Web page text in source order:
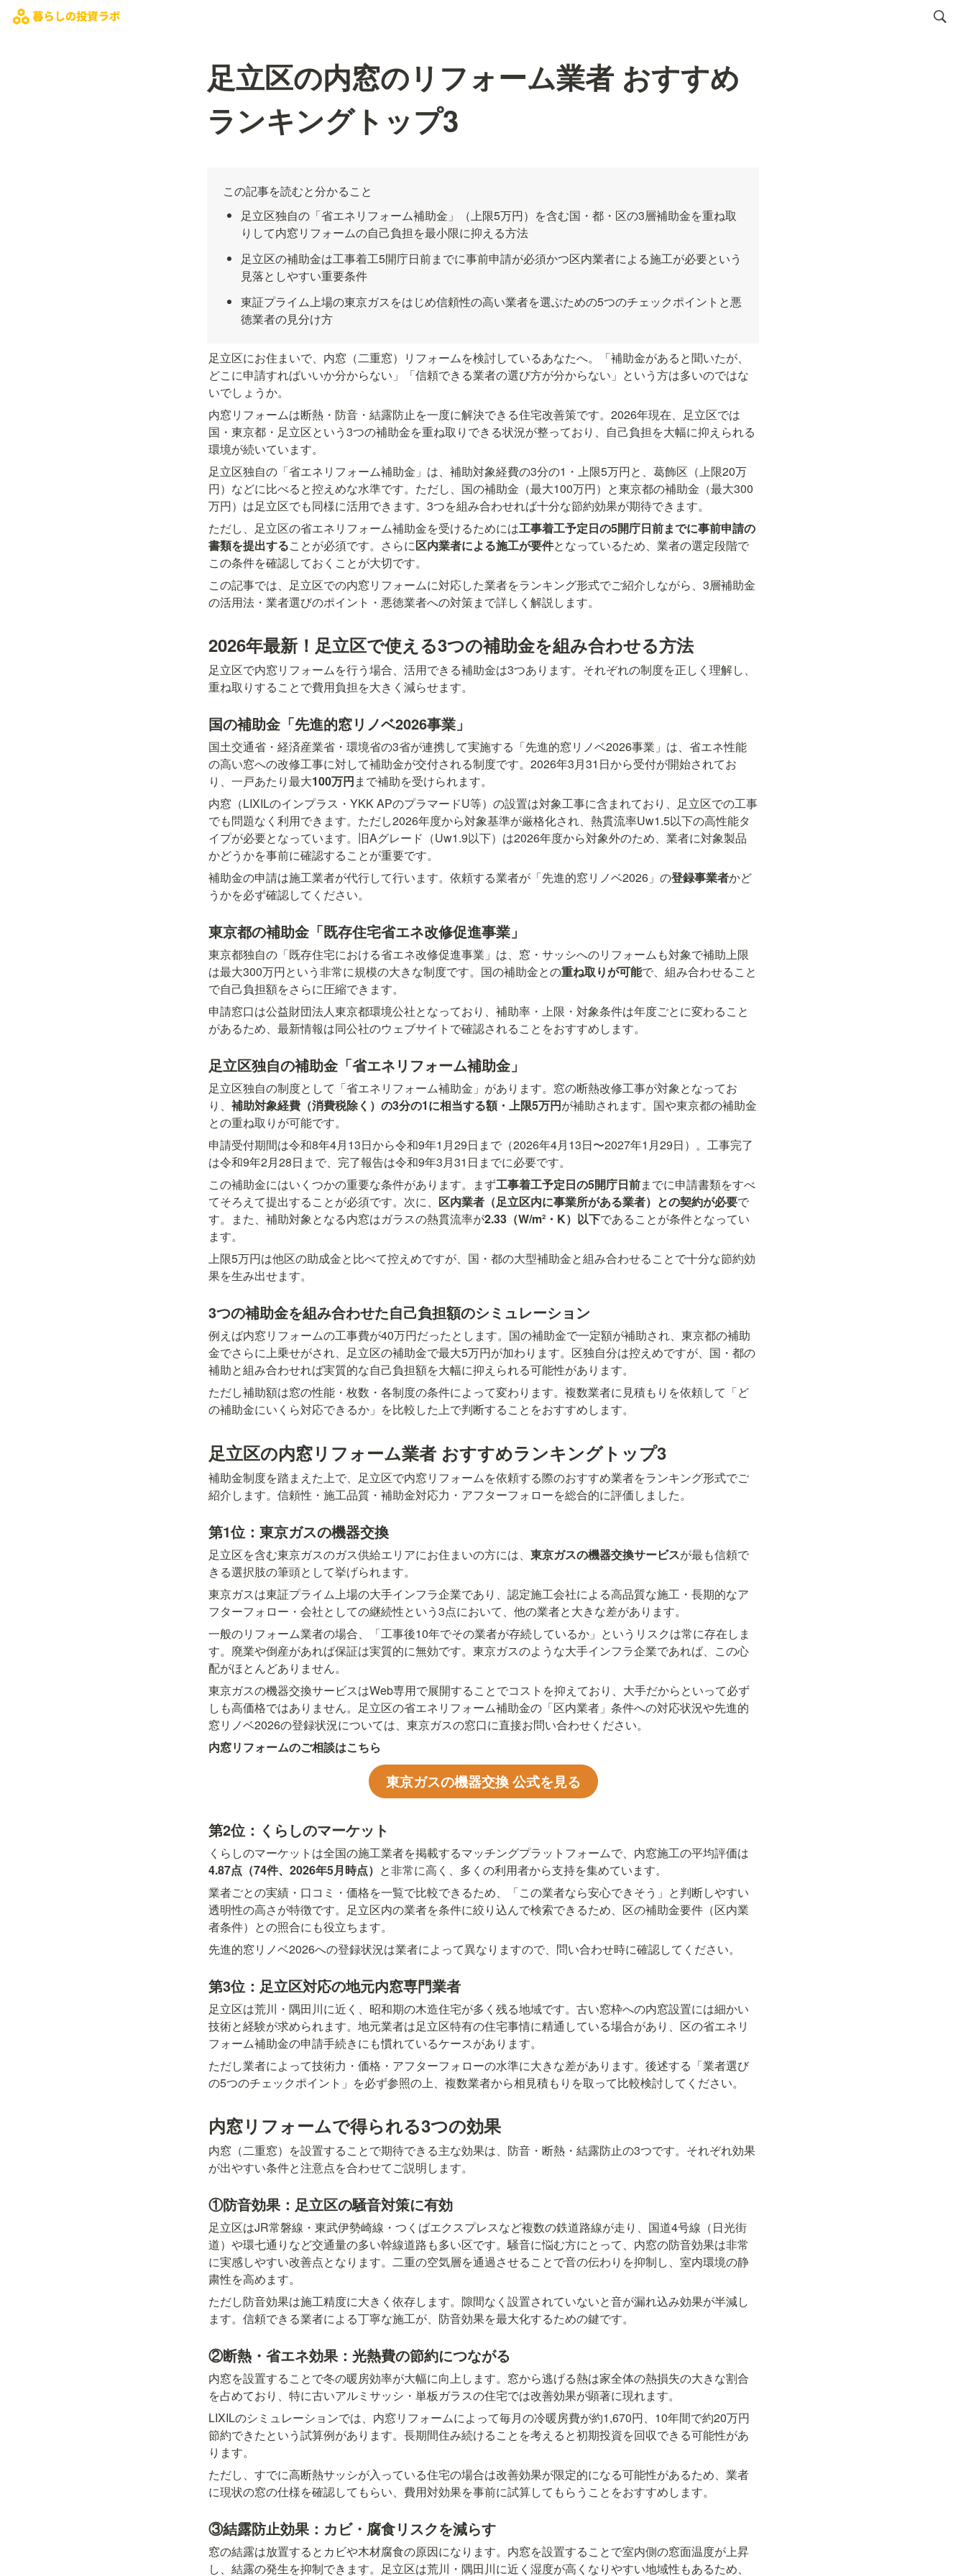
足立区の内窓のリフォーム業者 おすすめ
ランキングトップ3
この記事を読むと分かること
足立区独自の「省エネリフォーム補助金」（上限5万円）を含む国・都・区の3層補助金を重ね取
りして内窓リフォームの自己負担を最小限に抑える方法
足立区の補助金は工事着工5開庁日前までに事前申請が必須かつ区内業者による施工が必要という
見落としやすい重要条件
東証プライム上場の東京ガスをはじめ信頼性の高い業者を選ぶための5つのチェックポイントと悪
徳業者の見分け方
足立区にお住まいで、内窓（二重窓）リフォームを検討しているあなたへ。「補助金があると聞いたが、
どこに申請すればいいか分からない」「信頼できる業者の選び方が分からない」という方は多いのではな
いでしょうか。
内窓リフォームは断熱・防音・結露防止を一度に解決できる住宅改善策です。2026年現在、足立区では
国・東京都・足立区という3つの補助金を重ね取りできる状況が整っており、自己負担を大幅に抑えられる
環境が続いています。
足立区独自の「省エネリフォーム補助金」は、補助対象経費の3分の1・上限5万円と、葛飾区（上限20万
円）などに比べると控えめな水準です。ただし、国の補助金（最大100万円）と東京都の補助金（最大300
万円）は足立区でも同様に活用できます。3つを組み合わせれば十分な節約効果が期待できます。
ただし、足立区の省エネリフォーム補助金を受けるためには工事着工予定日の5開庁日前までに事前申請の
書類を提出することが必須です。さらに区内業者による施工が要件となっているため、業者の選定段階で
この条件を確認しておくことが大切です。
この記事では、足立区での内窓リフォームに対応した業者をランキング形式でご紹介しながら、3層補助金
の活用法・業者選びのポイント・悪徳業者への対策まで詳しく解説します。
2026年最新！足立区で使える3つの補助金を組み合わせる方法
足立区で内窓リフォームを行う場合、活用できる補助金は3つあります。それぞれの制度を正しく理解し、
重ね取りすることで費用負担を大きく減らせます。
国の補助金「先進的窓リノベ2026事業」
国土交通省・経済産業省・環境省の3省が連携して実施する「先進的窓リノベ2026事業」は、省エネ性能
の高い窓への改修工事に対して補助金が交付される制度です。2026年3月31日から受付が開始されてお
り、一戸あたり最大100万円まで補助を受けられます。
内窓（LIXILのインプラス・YKK APのプラマードU等）の設置は対象工事に含まれており、足立区での工事
でも問題なく利用できます。ただし2026年度から対象基準が厳格化され、熱貫流率Uw1.5以下の高性能タ
イプが必要となっています。旧Aグレード（Uw1.9以下）は2026年度から対象外のため、業者に対象製品
かどうかを事前に確認することが重要です。
補助金の申請は施工業者が代行して行います。依頼する業者が「先進的窓リノベ2026」の登録事業者かど
うかを必ず確認してください。
東京都の補助金「既存住宅省エネ改修促進事業」
東京都独自の「既存住宅における省エネ改修促進事業」は、窓・サッシへのリフォームも対象で補助上限
は最大300万円という非常に規模の大きな制度です。国の補助金との重ね取りが可能で、組み合わせること
で自己負担額をさらに圧縮できます。
申請窓口は公益財団法人東京都環境公社となっており、補助率・上限・対象条件は年度ごとに変わること
があるため、最新情報は同公社のウェブサイトで確認されることをおすすめします。
足立区独自の補助金「省エネリフォーム補助金」
足立区独自の制度として「省エネリフォーム補助金」があります。窓の断熱改修工事が対象となってお
り、 補助対象経費（消費税除く）の3分の1に相当する額・上限5万円が補助されます。国や東京都の補助金
との重ね取りが可能です。
申請受付期間は令和8年4月13日から令和9年1月29日まで（2026年4月13日〜2027年1月29日）。工事完了
は令和9年2月28日まで、完了報告は令和9年3月31日までに必要です。
この補助金にはいくつかの重要な条件があります。まず工事着工予定日の5開庁日前までに申請書類をすべ
てそろえて提出することが必須です。次に、 区内業者（足立区内に事業所がある業者）との契約が必要で
す。また、補助対象となる内窓はガラスの熱貫流率が2.33（W/m²・K）以下であることが条件となってい
ます。
上限5万円は他区の助成金と比べて控えめですが、国・都の大型補助金と組み合わせることで十分な節約効
果を生み出せます。
3つの補助金を組み合わせた自己負担額のシミュレーション
例えば内窓リフォームの工事費が40万円だったとします。国の補助金で一定額が補助され、東京都の補助
金でさらに上乗せがされ、足立区の補助金で最大5万円が加わります。区独自分は控えめですが、国・都の
補助と組み合わせれば実質的な自己負担額を大幅に抑えられる可能性があります。
ただし補助額は窓の性能・枚数・各制度の条件によって変わります。複数業者に見積もりを依頼して「ど
の補助金にいくら対応できるか」を比較した上で判断することをおすすめします。
足立区の内窓リフォーム業者 おすすめランキングトップ3
補助金制度を踏まえた上で、足立区で内窓リフォームを依頼する際のおすすめ業者をランキング形式でご
紹介します。信頼性・施工品質・補助金対応力・アフターフォローを総合的に評価しました。
第1位：東京ガスの機器交換
足立区を含む東京ガスのガス供給エリアにお住まいの方には、 東京ガスの機器交換サービスが最も信頼で
きる選択肢の筆頭として挙げられます。
東京ガスは東証プライム上場の大手インフラ企業であり、認定施工会社による高品質な施工・長期的なア
フターフォロー・会社としての継続性という3点において、他の業者と大きな差があります。
一般のリフォーム業者の場合、「工事後10年でその業者が存続しているか」というリスクは常に存在しま
す。廃業や倒産があれば保証は実質的に無効です。東京ガスのような大手インフラ企業であれば、この心
配がほとんどありません。
東京ガスの機器交換サービスはWeb専用で展開することでコストを抑えており、大手だからといって必ず
しも高価格ではありません。足立区の省エネリフォーム補助金の「区内業者」条件への対応状況や先進的
窓リノベ2026の登録状況については、東京ガスの窓口に直接お問い合わせください。
内窓リフォームのご相談はこちら
東京ガスの機器交換 公式を見る
第2位：くらしのマーケット
くらしのマーケットは全国の施工業者を掲載するマッチングプラットフォームで、内窓施工の平均評価は
4.87点（74件、2026年5月時点） と非常に高く、多くの利用者から支持を集めています。
業者ごとの実績・口コミ・価格を一覧で比較できるため、「この業者なら安心できそう」と判断しやすい
透明性の高さが特徴です。足立区内の業者を条件に絞り込んで検索できるため、区の補助金要件（区内業
者条件）との照合にも役立ちます。
先進的窓リノベ2026への登録状況は業者によって異なりますので、問い合わせ時に確認してください。
第3位：足立区対応の地元内窓専門業者
足立区は荒川・隅田川に近く、昭和期の木造住宅が多く残る地域です。古い窓枠への内窓設置には細かい
技術と経験が求められます。地元業者は足立区特有の住宅事情に精通している場合があり、区の省エネリ
フォーム補助金の申請手続きにも慣れているケースがあります。
ただし業者によって技術力・価格・アフターフォローの水準に大きな差があります。後述する「業者選び
の5つのチェックポイント」を必ず参照の上、複数業者から相見積もりを取って比較検討してください。
内窓リフォームで得られる3つの効果
内窓（二重窓）を設置することで期待できる主な効果は、防音・断熱・結露防止の3つです。それぞれ効果
が出やすい条件と注意点を合わせてご説明します。
①防音効果：足立区の騒音対策に有効
足立区はJR常磐線・東武伊勢崎線・つくばエクスプレスなど複数の鉄道路線が走り、国道4号線（日光街
道）や環七通りなど交通量の多い幹線道路も多い区です。騒音に悩む方にとって、内窓の防音効果は非常
に実感しやすい改善点となります。二重の空気層を通過させることで音の伝わりを抑制し、室内環境の静
粛性を高めます。
ただし防音効果は施工精度に大きく依存します。隙間なく設置されていないと音が漏れ込み効果が半減し
ます。信頼できる業者による丁寧な施工が、防音効果を最大化するための鍵です。
②断熱・省エネ効果：光熱費の節約につながる
内窓を設置することで冬の暖房効率が大幅に向上します。窓から逃げる熱は家全体の熱損失の大きな割合
を占めており、特に古いアルミサッシ・単板ガラスの住宅では改善効果が顕著に現れます。
LIXILのシミュレーションでは、内窓リフォームによって毎月の冷暖房費が約1,670円、10年間で約20万円
節約できたという試算例があります。長期間住み続けることを考えると初期投資を回収できる可能性があ
ります。
ただし、すでに高断熱サッシが入っている住宅の場合は改善効果が限定的になる可能性があるため、業者
に現状の窓の仕様を確認してもらい、費用対効果を事前に試算してもらうことをおすすめします。
③結露防止効果：カビ・腐食リスクを減らす
窓の結露は放置するとカビや木材腐食の原因になります。内窓を設置することで室内側の窓面温度が上昇
し、結露の発生を抑制できます。足立区は荒川・隅田川に近く湿度が高くなりやすい地域性もあるため、